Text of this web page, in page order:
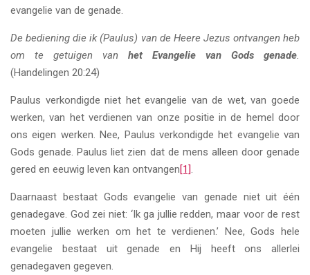
evangelie van de genade.
De bediening die ik (Paulus) van de Heere Jezus ontvangen heb
om te getuigen van het Evangelie van Gods genade.
(Handelingen 20:24)
Paulus verkondigde niet het evangelie van de wet, van goede
werken, van het verdienen van onze positie in de hemel door
ons eigen werken. Nee, Paulus verkondigde het evangelie van
Gods genade. Paulus liet zien dat de mens alleen door genade
gered en eeuwig leven kan ontvangen[1].
Daarnaast bestaat Gods evangelie van genade niet uit één
genadegave. God zei niet: ‘Ik ga jullie redden, maar voor de rest
moeten jullie werken om het te verdienen.’ Nee, Gods hele
evangelie bestaat uit genade en Hij heeft ons allerlei
genadegaven gegeven.